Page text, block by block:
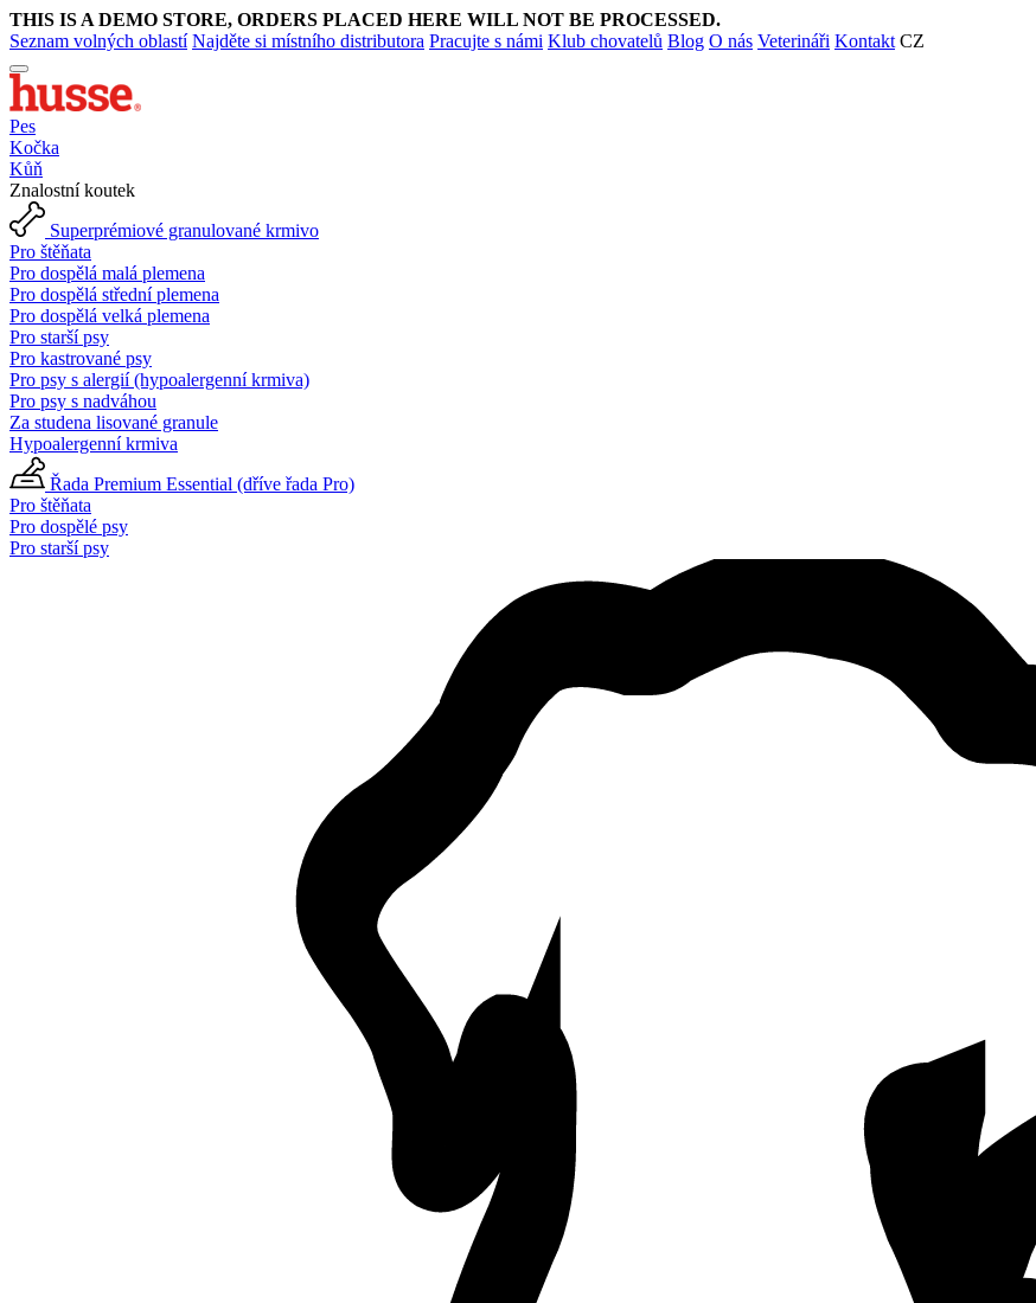
THIS IS A DEMO STORE, ORDERS PLACED HERE WILL NOT BE PROCESSED.
Seznam volných oblastí Najděte si místního distributora Pracujte s námi Klub chovatelů Blog O nás Veterináři Kontakt CZ
Pes
Kočka
Kůň
Znalostní koutek
Superprémiové granulované krmivo
Pro štěňata
Pro dospělá malá plemena
Pro dospělá střední plemena
Pro dospělá velká plemena
Pro starší psy
Pro kastrované psy
Pro psy s alergií (hypoalergenní krmiva)
Pro psy s nadváhou
Za studena lisované granule
Hypoalergenní krmiva
Řada Premium Essential (dříve řada Pro)
Pro štěňata
Pro dospělé psy
Pro starší psy